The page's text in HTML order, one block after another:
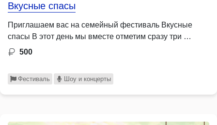
Вкусные спасы
Приглашаем вас на семейный фестиваль Вкусные
спасы В этот день мы вместе отметим сразу три …
500
Фестиваль Шоу и концерты